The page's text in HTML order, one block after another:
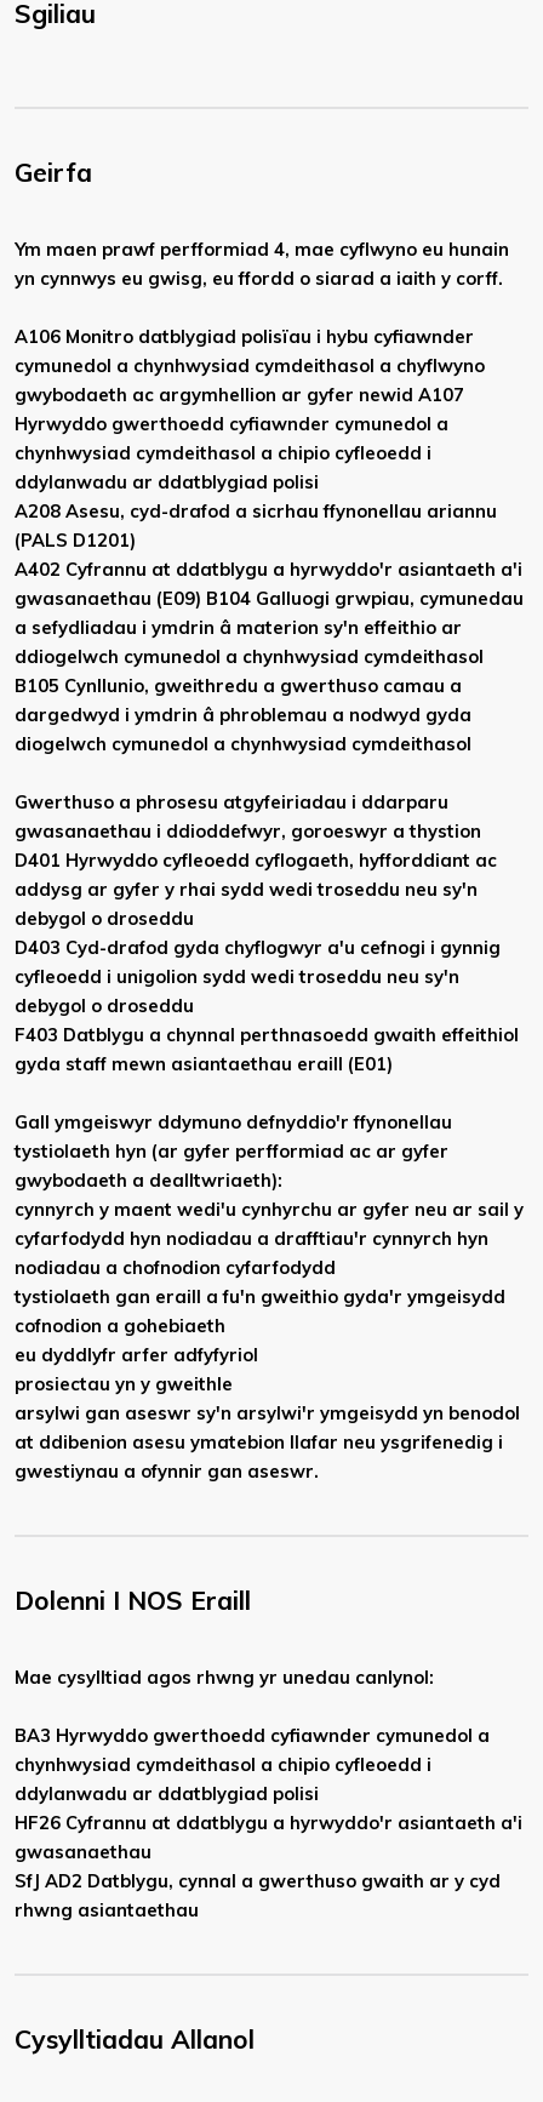
Sgiliau
Geirfa
Ym maen prawf perfformiad 4, mae cyflwyno eu hunain
yn cynnwys eu gwisg, eu ffordd o siarad a iaith y corff.
A106 Monitro datblygiad polisïau i hybu cyfiawnder
cymunedol a chynhwysiad cymdeithasol a chyflwyno
gwybodaeth ac argymhellion ar gyfer newid A107
Hyrwyddo gwerthoedd cyfiawnder cymunedol a
chynhwysiad cymdeithasol a chipio cyfleoedd i
ddylanwadu ar ddatblygiad polisi
A208 Asesu, cyd-drafod a sicrhau ffynonellau ariannu
(PALS D1201)
A402 Cyfrannu at ddatblygu a hyrwyddo'r asiantaeth a'i
gwasanaethau (E09) B104 Galluogi grwpiau, cymunedau
a sefydliadau i ymdrin â materion sy'n effeithio ar
ddiogelwch cymunedol a chynhwysiad cymdeithasol
B105 Cynllunio, gweithredu a gwerthuso camau a
dargedwyd i ymdrin â phroblemau a nodwyd gyda
diogelwch cymunedol a chynhwysiad cymdeithasol
Gwerthuso a phrosesu atgyfeiriadau i ddarparu
gwasanaethau i ddioddefwyr, goroeswyr a thystion
D401 Hyrwyddo cyfleoedd cyflogaeth, hyfforddiant ac
addysg ar gyfer y rhai sydd wedi troseddu neu sy'n
debygol o droseddu
D403 Cyd-drafod gyda chyflogwyr a'u cefnogi i gynnig
cyfleoedd i unigolion sydd wedi troseddu neu sy'n
debygol o droseddu
F403 Datblygu a chynnal perthnasoedd gwaith effeithiol
gyda staff mewn asiantaethau eraill (E01)
Gall ymgeiswyr ddymuno defnyddio'r ffynonellau
tystiolaeth hyn (ar gyfer perfformiad ac ar gyfer
gwybodaeth a dealltwriaeth):
cynnyrch y maent wedi'u cynhyrchu ar gyfer neu ar sail y
cyfarfodydd hyn nodiadau a drafftiau'r cynnyrch hyn
nodiadau a chofnodion cyfarfodydd
tystiolaeth gan eraill a fu'n gweithio gyda'r ymgeisydd
cofnodion a gohebiaeth
eu dyddlyfr arfer adfyfyriol
prosiectau yn y gweithle
arsylwi gan aseswr sy'n arsylwi'r ymgeisydd yn benodol
at ddibenion asesu ymatebion llafar neu ysgrifenedig i
gwestiynau a ofynnir gan aseswr.
Dolenni I NOS Eraill
Mae cysylltiad agos rhwng yr unedau canlynol:
BA3 Hyrwyddo gwerthoedd cyfiawnder cymunedol a
chynhwysiad cymdeithasol a chipio cyfleoedd i
ddylanwadu ar ddatblygiad polisi
HF26 Cyfrannu at ddatblygu a hyrwyddo'r asiantaeth a'i
gwasanaethau
SfJ AD2 Datblygu, cynnal a gwerthuso gwaith ar y cyd
rhwng asiantaethau
Cysylltiadau Allanol